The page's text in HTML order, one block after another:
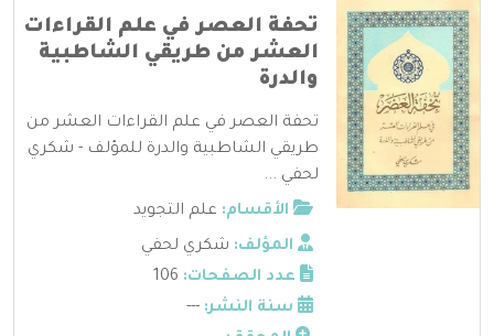
تحفة العصر في علم القراءات
العشر من طريقي الشاطبية
والدرة
تحفة العصر في علم القراءات العشر من
طريقي الشاطبية والدرة للمؤلف - شكري
لحفي ...
الأقسام: علم التجويد
المؤلف: شكري لحفي
عدد الصفحات:
سنة النشر: ---